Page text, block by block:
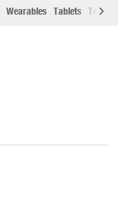
Wearables Tablets